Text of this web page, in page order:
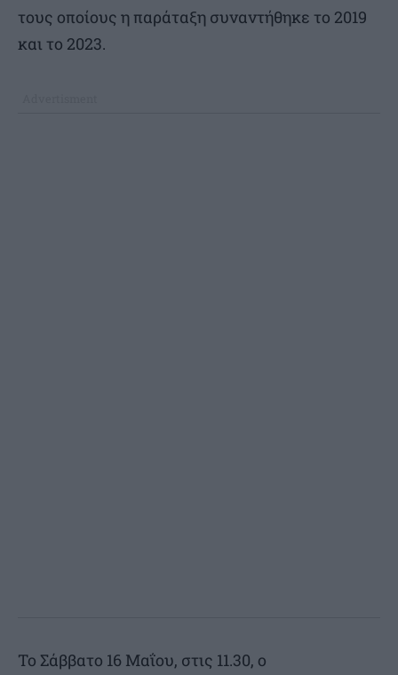
τους οποίους η παράταξη συναντήθηκε το 2019
και το 2023.
Το Σάββατο 16 Μαΐου, στις 11.30, ο